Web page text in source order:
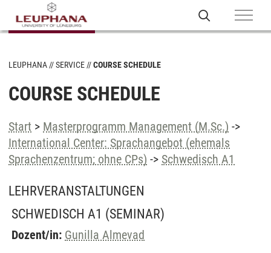
LEUPHANA SERVICE COURSE SCHEDULE
COURSE SCHEDULE
Start > Masterprogramm Management (M.Sc.) ->
International Center: Sprachangebot (ehemals
Sprachenzentrum; ohne CPs) -> Schwedisch A1
LEHRVERANSTALTUNGEN
SCHWEDISCH A1 (SEMINAR)
Dozent/in: Gunilla Almevad